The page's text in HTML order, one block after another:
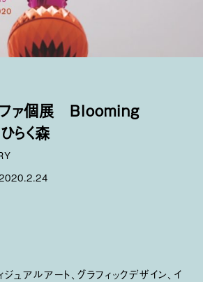
ファ個展 Blooming
らく森
ジュアルアート、グラフィックデザイン、イ